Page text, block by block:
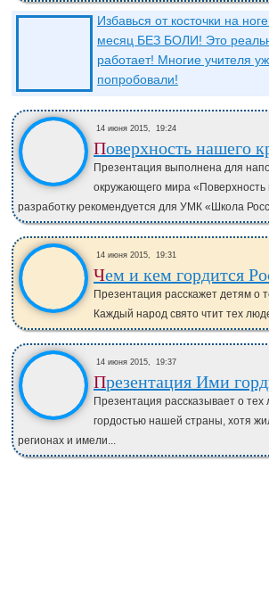
Избавься от косточки на ноге
месяц БЕЗ БОЛИ! Это
работает! Многие учителя
попробовали!
14 июня 2015, 19:24
Поверхность нашего
Презентация выполнена для
окружающего мира
разработку рекомендуется для УМК «Школа
14 июня 2015, 19:31
Чем и кем гордится
Презентация расскажет детям о
Каждый народ свято чтит тех
14 июня 2015, 19:37
Презентация Ими
Презентация рассказывает о
гордостью нашей страны, хотя
регионах и имели...